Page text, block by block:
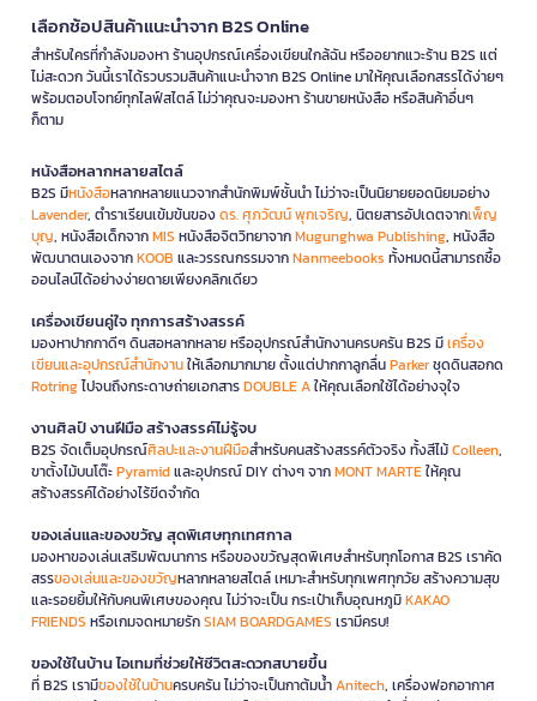
เลือกช้อปสินค้าแนะนำจาก B2S Online
สำหรับใครที่กำลังมองหา ร้านอุปกรณ์เครื่องเขียนใกล้ฉัน หรืออยากแวะร้าน B2S แต่
ไม่สะดวก วันนี้เราได้รวบรวมสินค้าแนะนำจาก B2S Online มาให้คุณเลือกสรรได้ง่ายๆ
พร้อมตอบโจทย์ทุกไลฟ์สไตล์ ไม่ว่าคุณจะมองหา ร้านขายหนังสือ หรือสินค้าอื่นๆ
ก็ตาม
หนังสือหลากหลายสไตล์
B2S มีหนังสือหลากหลายแนวจากสำนักพิมพ์ชั้นนำ ไม่ว่าจะเป็นนิยายยอดนิยมอย่าง
Lavender, ตำราเรียนเข้มข้นของดร. ศุภวัฒน์ พุกเจริญ, นิตยสารอัปเดตจากเพ็ญ
บุญ, หนังสือเด็กจากMIS หนังสือจิตวิทยาจากMugunghwa Publishing, หนังสือ
พัฒนาตนเองจากKOOB และวรรณกรรมจากNanmeebooks ทั้งหมดนี้สามารถซื้อ
ออนไลน์ได้อย่างง่ายดายเพียงคลิกเดียว
เครื่องเขียนคู่ใจ ทุกการสร้างสรรค์
มองหาปากกาดีๆ ดินสอหลากหลาย หรืออุปกรณ์สำนักงานครบครัน B2S มีเครื่อง
เขียนและอุปกรณ์สำนักงานให้เลือกมากมาย ตั้งแต่ปากกาลูกลื่นParkerชุดดินสอกด
Rotringไปจนถึงกระดาษถ่ายเอกสารDOUBLE Aให้คุณเลือกใช้ได้อย่างจุใจ
งานศิลป์ งานฝีมือ สร้างสรรค์ไม่รู้จบ
B2S จัดเต็มอุปกรณ์ศิลปะและงานฝีมือสำหรับคนสร้างสรรค์ตัวจริง ทั้งสีไม้Colleen,
ขาตั้งไม้บนโต๊ะPyramidและอุปกรณ์ DIY ต่างๆ จากMONT MARTEให้คุณ
สร้างสรรค์ได้อย่างไร้ขีดจำกัด
ของเล่นและของขวัญ สุดพิเศษทุกเทศกาล
มองหาของเล่นเสริมพัฒนาการ หรือของขวัญสุดพิเศษสำหรับทุกโอกาส B2S เราคัด
สรรของเล่นและของขวัญหลากหลายสไตล์ เหมาะสำหรับทุกเพศทุกวัย สร้างความสุข
และรอยยิ้มให้กับคนพิเศษของคุณ ไม่ว่าจะเป็น กระเป๋าเก็บอุณหภูมิKAKAO
FRIENDS หรือเกมจดหมายรักSIAM BOARDGAMES เรามีครบ!
ของใช้ในบ้าน ไอเทมที่ช่วยให้ชีวิตสะดวกสบายขึ้น
ที่ B2S เรามีของใช้ในบ้านครบครัน ไม่ว่าจะเป็นกาต้มน้ำAnitech, เครื่องฟอกอากาศ